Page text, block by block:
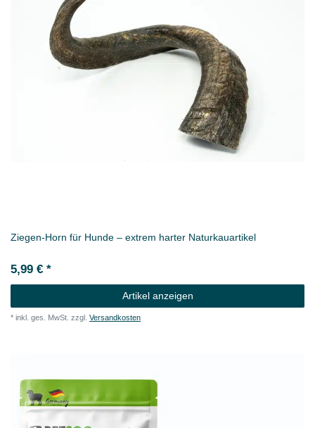
Ziegen‑Horn für Hunde – extrem harter Naturkauartikel
5,99 € *
Artikel anzeigen
* inkl. ges. MwSt. zzgl. Versandkosten